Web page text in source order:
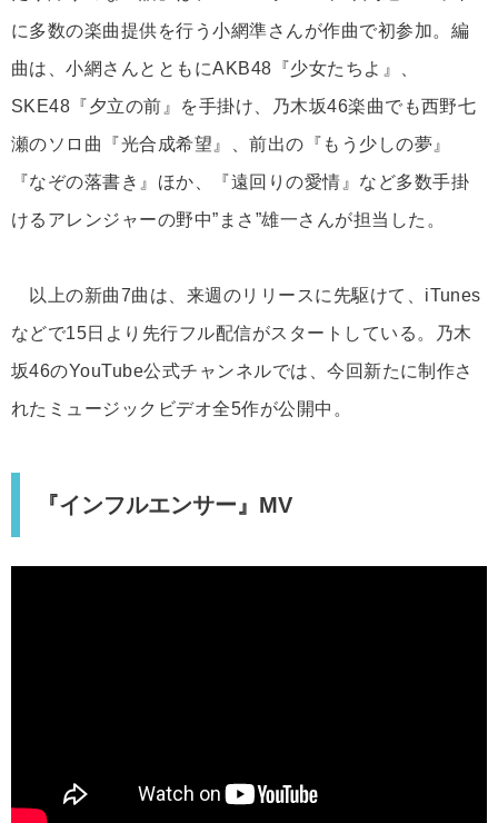
に多数の楽曲提供を行う小網準さんが作曲で初参加。編
曲は、小網さんとともにAKB48『少女たちよ』、
SKE48『夕立の前』を手掛け、乃木坂46楽曲でも西野七
瀬のソロ曲『光合成希望』、前出の『もう少しの夢』
『なぞの落書き』ほか、『遠回りの愛情』など多数手掛
けるアレンジャーの野中”まさ”雄一さんが担当した。
以上の新曲7曲は、来週のリリースに先駆けて、iTunes
などで15日より先行フル配信がスタートしている。乃木
坂46のYouTube公式チャンネルでは、今回新たに制作さ
れたミュージックビデオ全5作が公開中。
『インフルエンサー』MV